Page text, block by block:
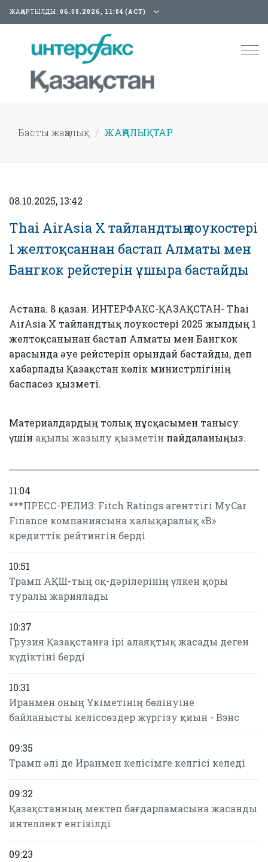
ЖАҢАРТЫЛДЫ: 06.08.2026, 11:04 (АСТ)
Басты жаңалық ЖАҢАЛЫҚТАР
08.10.2025, 13:42
Thai AirAsia X тайландтың лоукостері
1 желтоқсаннан бастап Алматы мен
Бангкок рейстерін ұшыра бастайды
Астана. 8 қазан. ИНТЕРФАКС-ҚАЗАҚСТАН- Thai
AirAsia Х тайландтық лоукостері 2025 жылдың 1
желтоқсанынан бастап Алматы мен Бангкок
арасында әуе рейстерін орындай бастайды, деп
хабарлады Қазақстан көлік министрлігінің
баспасөз қызметі.
Материалдардың толық нұсқасымен танысу
үшін ақылы жазылу қызметін пайдаланыңыз.
11:04
***ПРЕСС-РЕЛИЗ: Fitch Ratings агенттігі MyCar
Finance компаниясына халықаралық «B»
кредиттік рейтингін берді
10:51
Трамп АҚШ-тың оқ-дәрілерінің үлкен қоры
туралы жариялады
10:37
Грузия Қазақстанға ірі алаяқтық жасады деген
күдіктіні берді
10:31
Иранмен оның Үкіметінің бөлінуіне
байланысты келіссөздер жүргізу қиын - Вэнс
09:35
Трамп әлі де Иранмен келісімге келгісі келеді
09:32
Қазақстанның мектеп бағдарламасына жасанды
интеллект енгізілді
09:23